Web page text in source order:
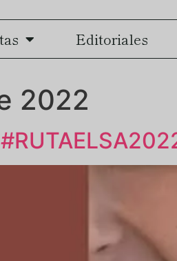
Editoriales
2022